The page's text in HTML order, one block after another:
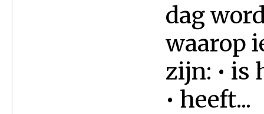
dag
waarop
zijn: • is
• heeft...